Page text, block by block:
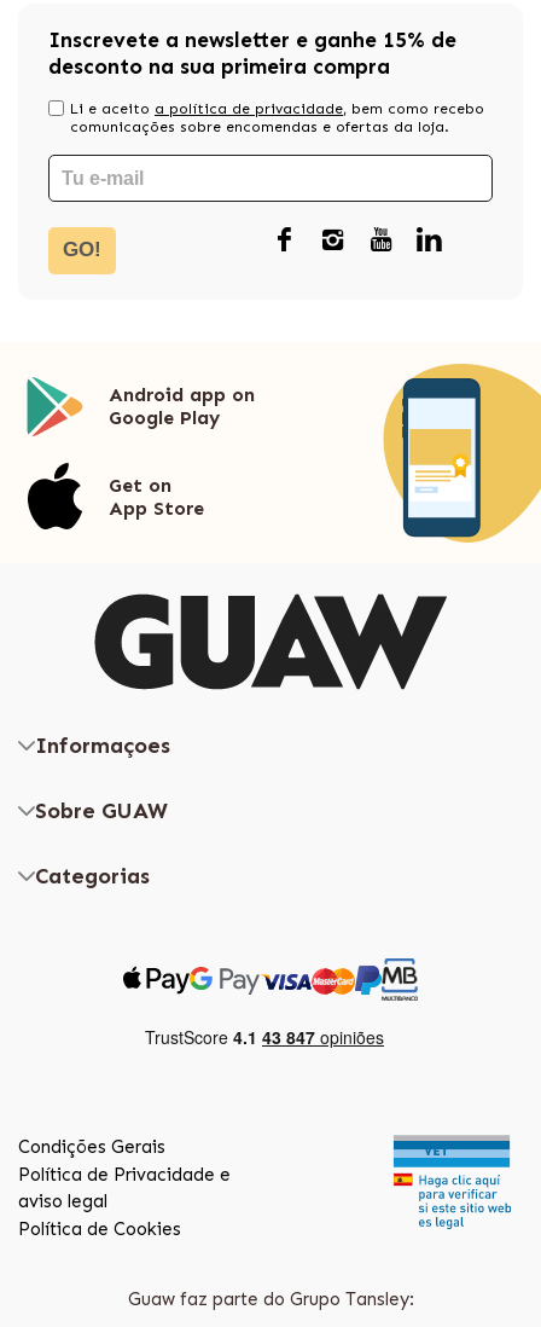
Inscrevete a newsletter e ganhe 15% de
desconto na sua primeira compra
Li e aceito a política de privacidade, bem como recebo
comunicações sobre encomendas e ofertas da loja.
GO!
Android app on
Google Play
Get on
App Store
Informaçoes
Sobre GUAW
Categorias
Condições Gerais
Política de Privacidade e
aviso legal
Política de Cookies
Guaw faz parte do Grupo Tansley: